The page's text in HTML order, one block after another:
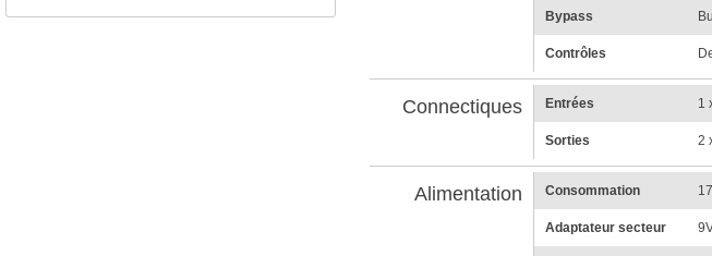
Bypass
Contrôles
Connectiques Entrées 1
Sorties 2
Alimentation Consommation
Adaptateur secteur